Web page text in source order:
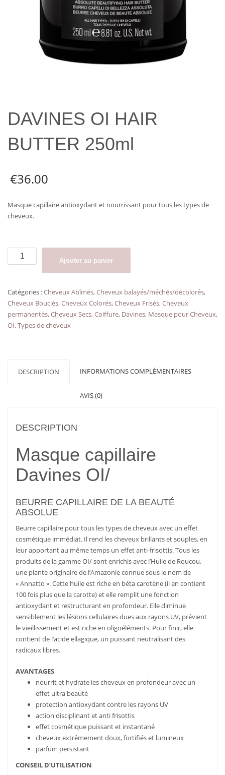
DAVINES OI HAIR
BUTTER 250ml
€36.00
Masque capillaire antioxydant et nourrissant pour tous les types de
cheveux.
quantité
de
HAIR
BUTTER
250ml
Ajouter au panier
Catégories :Cheveux Abîmés,Cheveux balayés/méchés/décolorés,
Cheveux Bouclés,Cheveux Colorés,Cheveux Frisés,Cheveux
permanentés,Cheveux Secs,Coiffure, Davines, Masque pour Cheveux,
OI,Types de cheveux
DESCRIPTION INFORMATIONS COMPLÉMENTAIRES
AVIS (0)
DESCRIPTION
Masque capillaire
Davines OI/
BEURRE CAPILLAIRE DE LA BEAUTÉ
ABSOLUE
Beurre capillaire pour tous les types de cheveux avec un effet
cosmétique immédiat. Il rend les cheveux brillants et souples, en
leur apportant au même temps un effet anti-frisottis. Tous les
produits de la gamme OI/ sont enrichis avec l’Huile de Roucou,
une plante originaire de l’Amazonie connue sous le nom de
« Annatto ». Cette huile est riche en béta carotène (il en contient
100 fois plus que la carotte) et elle remplit une fonction
antioxydant et restructurant en profondeur. Elle diminue
sensiblement les lésions cellulaires dues aux rayons UV, prévient
le vieillissement et est riche en oligoéléments. Pour finir, elle
contient de l’acide ellagique, un puissant neutralisant des
radicaux libres.
AVANTAGES
nourrit et hydrate les cheveux en profondeur avec un
effet ultra beauté
protection antioxydant contre les rayons UV
action disciplinant et anti frisottis
effet cosmétique puissant et instantané
cheveux extrêmement doux, fortifiés et lumineux
parfum persistant
CONSEIL D’UTILISATION